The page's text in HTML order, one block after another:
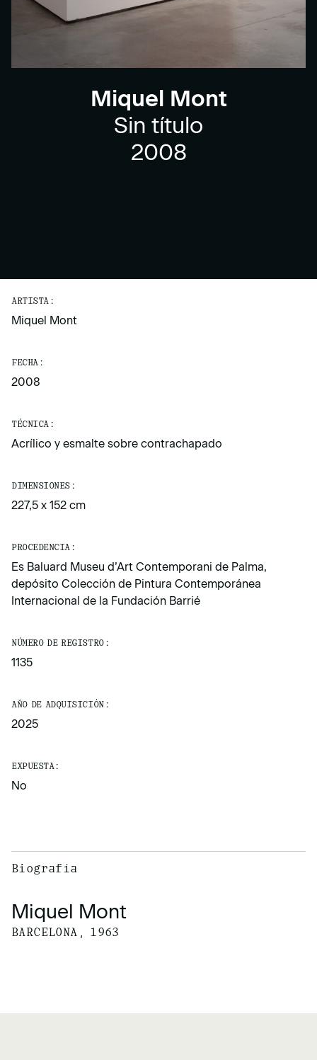
Miquel Mont
Sin título
2008
ARTISTA:
Miquel Mont
FECHA:
2008
TÉCNICA:
Acrílico y esmalte sobre contrachapado
DIMENSIONES:
227,5 x 152 cm
PROCEDENCIA:
Es Baluard Museu d’Art Contemporani de Palma,
depósito Colección de Pintura Contemporánea
Internacional de la Fundación Barrié
NÚMERO DE REGISTRO:
1135
AÑO DE ADQUISICIÓN:
2025
EXPUESTA:
No
Biografía
Miquel Mont
BARCELONA, 1963